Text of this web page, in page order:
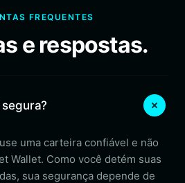
FREQUENTES
e respostas.
uma carteira confiável e não
Wallet. Como você detém suas
sua segurança depende de